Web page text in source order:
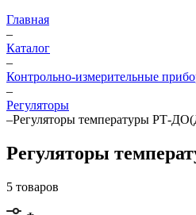
Главная
–
Каталог
–
Контрольно-измерительные
–
Регуляторы
–Регуляторы температуры РТ-
Регуляторы
5 товаров